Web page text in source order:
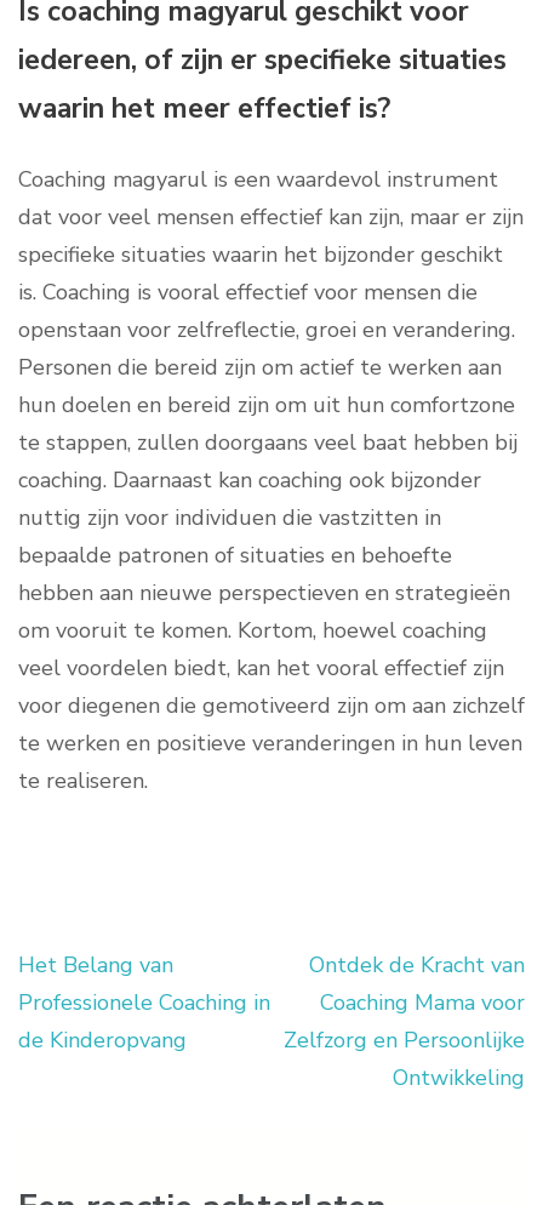
Is coaching magyarul geschikt voor
iedereen, of zijn er specifieke situaties
waarin het meer effectief is?
Coaching magyarul is een waardevol instrument
dat voor veel mensen effectief kan zijn, maar er zijn
specifieke situaties waarin het bijzonder geschikt
is. Coaching is vooral effectief voor mensen die
openstaan voor zelfreflectie, groei en verandering.
Personen die bereid zijn om actief te werken aan
hun doelen en bereid zijn om uit hun comfortzone
te stappen, zullen doorgaans veel baat hebben bij
coaching. Daarnaast kan coaching ook bijzonder
nuttig zijn voor individuen die vastzitten in
bepaalde patronen of situaties en behoefte
hebben aan nieuwe perspectieven en strategieën
om vooruit te komen. Kortom, hoewel coaching
veel voordelen biedt, kan het vooral effectief zijn
voor diegenen die gemotiveerd zijn om aan zichzelf
te werken en positieve veranderingen in hun leven
te realiseren.
Berichtnavigatie
Het Belang van
Professionele Coaching in
de Kinderopvang
Ontdek de Kracht van
Coaching Mama voor
Zelfzorg en Persoonlijke
Ontwikkeling